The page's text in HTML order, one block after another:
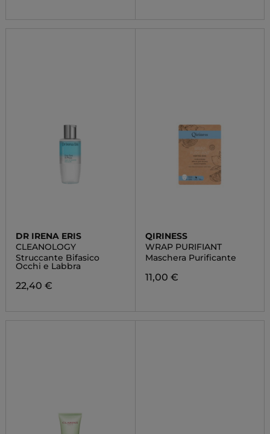
DR IRENA ERIS
CLEANOLOGY
Struccante Bifasico
Occhi e Labbra
22,40 €
QIRINESS
WRAP PURIFIANT
Maschera Purificante
11,00 €